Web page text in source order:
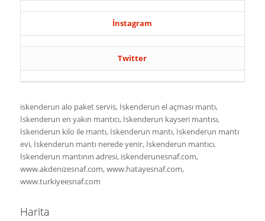
İnstagram
Twitter
iskenderun alo paket servis, İskenderun el açması mantı,
İskenderun en yakın mantıcı, İskenderun kayseri mantısı,
İskenderun kilo ile mantı, İskenderun mantı, İskenderun mantı
evi, İskenderun mantı nerede yenir, İskenderun mantıcı,
İskenderun mantının adresi, iskenderunesnaf.com,
www.akdenizesnaf.com, www.hatayesnaf.com,
www.turkiyeesnaf.com
Harita